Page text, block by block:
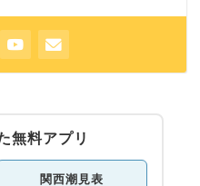
無料アプリ
関西潮見表